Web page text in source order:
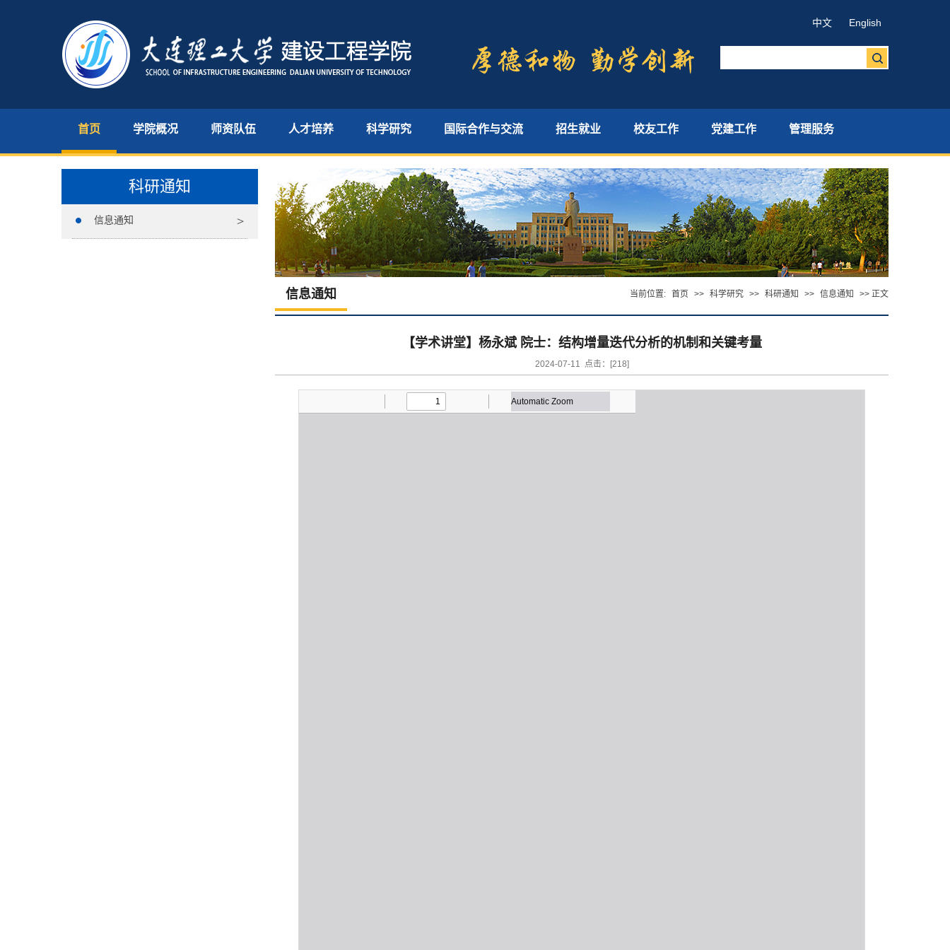
中文 English
首页 学院概况 师资队伍 人才培养 科学研究 国际合作与交流 招生就业 校友工作 党建工作 管理服务
科研通知
信息通知
信息通知 当前位置: 首页 >> 科学研究 >> 科研通知 >> 信息通知 >> 正文
【学术讲堂】杨永斌 院士：结构增量迭代分析的机制和关键考量
2024-07-11 点击：[218]